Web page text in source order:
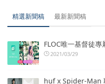
精選新聞稿 最新新聞稿
FLOC唯一基督徒
2021/03/29
huf x Spider-Man